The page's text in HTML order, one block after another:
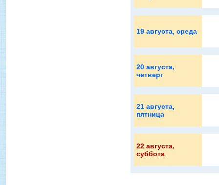
19 августа, среда
20 августа,
четверг
21 августа,
пятница
22 августа,
суббота